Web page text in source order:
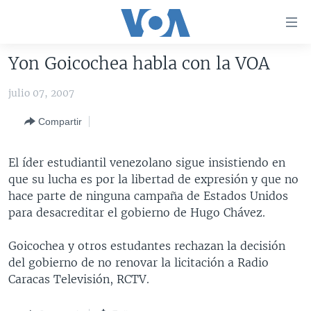
accesibilidad
principal
al
navegador
principal
Salte
búsqueda
AMÉRICA DEL NORTE
EEUU
MÉXICO
ELECCIONES EEUU 2024
ELECCIONES EEUU
VOA VERIFICA
VOA VERIFICA INMIGRACIÓN
VOA VERIFICA AMÉRICA LATINA
ARGENTINA
BOLIVIA
CHILE
PERÚ
CHINA EN AMÉRICA LATINA
CENTROAMÉRICA
EL SALVADOR
GUATEMALA
OTRAS SECCIONES
INMIGRACIÓN
LIBERTAD DE PRENSA
ESPECIALES DE LA VOA
LIBERTAD DE PRENSA
Yon Goicochea habla con la VOA
julio 07, 2007
Compartir
El íder estudiantil venezolano sigue insistiendo en
que su lucha es por la libertad de expresión y que no
hace parte de ninguna campaña de Estados Unidos
para desacreditar el gobierno de Hugo Chávez.
Goicochea y otros estudantes rechazan la decisión
del gobierno de no renovar la licitación a Radio
Caracas Televisión, RCTV.